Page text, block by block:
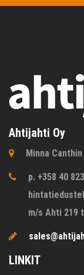
Ahtijahti Oy
Minna
p. +358 40
m/s Ahti 219
LINKIT